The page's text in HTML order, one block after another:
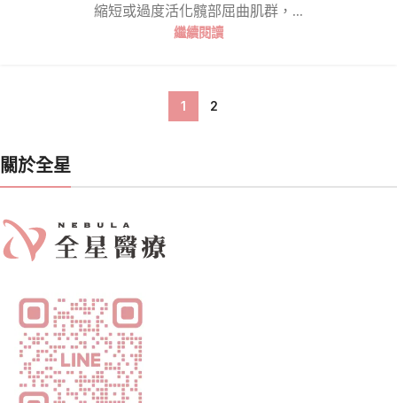
縮短或過度活化髖部屈曲肌群，...
繼續閱讀
1 2
關於全星